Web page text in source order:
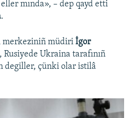
mında», – dep qayd etti
.
merkeziniñ müdiri İgor
Ukraina tarafınıñ
degiller, çünki olar istilâ